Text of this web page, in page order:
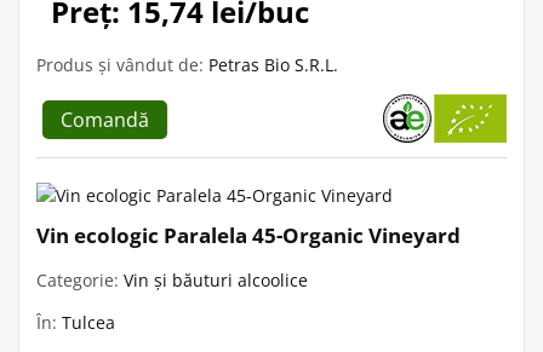
Preț: 15,74 lei/buc
Produs și vândut de: Petras Bio S.R.L.
Comandă
Vin ecologic Paralela 45-Organic Vineyard
Categorie: Vin și băuturi alcoolice
În: Tulcea